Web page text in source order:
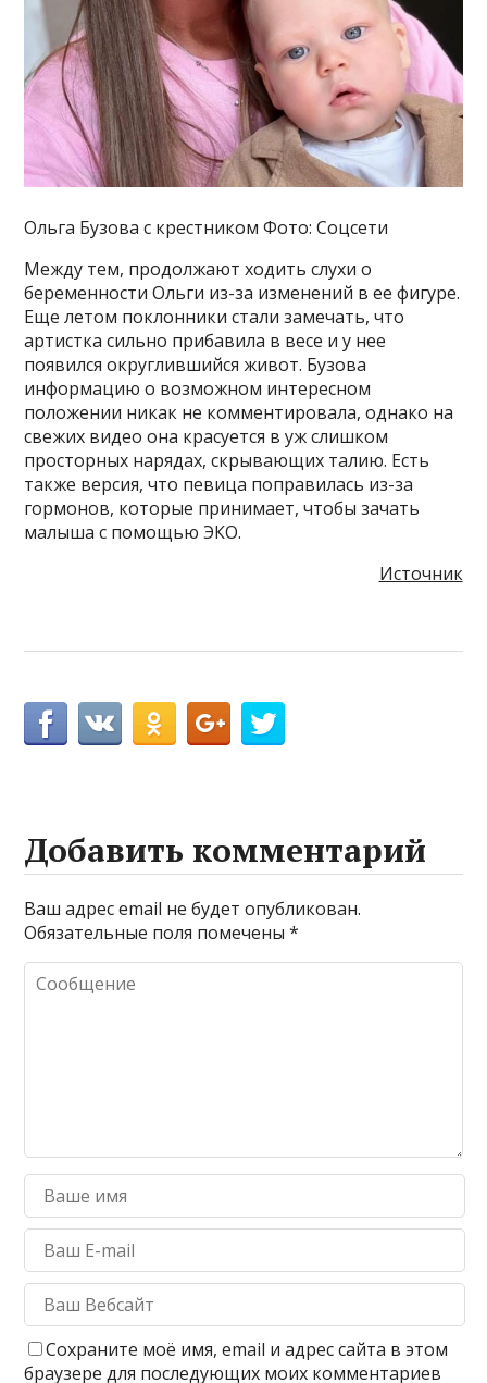
Ольга Бузова с крестником Фото: Соцсети
Между тем, продолжают ходить слухи о
беременности Ольги из-за изменений в ее фигуре.
Еще летом поклонники стали замечать, что
артистка сильно прибавила в весе и у нее
появился округлившийся живот. Бузова
информацию о возможном интересном
положении никак не комментировала, однако на
свежих видео она красуется в уж слишком
просторных нарядах, скрывающих талию. Есть
также версия, что певица поправилась из-за
гормонов, которые принимает, чтобы зачать
малыша с помощью ЭКО.
Источник
Добавить комментарий
Ваш адрес email не будет опубликован.
Обязательные поля помечены*
Сохраните моё имя, email и адрес сайта в этом
браузере для последующих моих комментариев